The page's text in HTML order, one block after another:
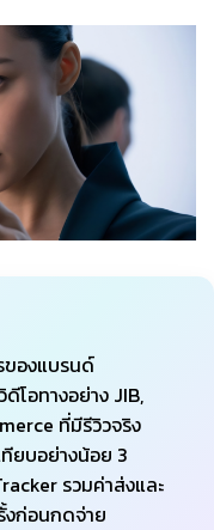
ของแบรนด์
โอทางอย่าง JIB,
ที่มีรีวิวจริง
ยบอย่างน้อย 3
รวมค่าส่งและ
งก่อนกดจ่าย